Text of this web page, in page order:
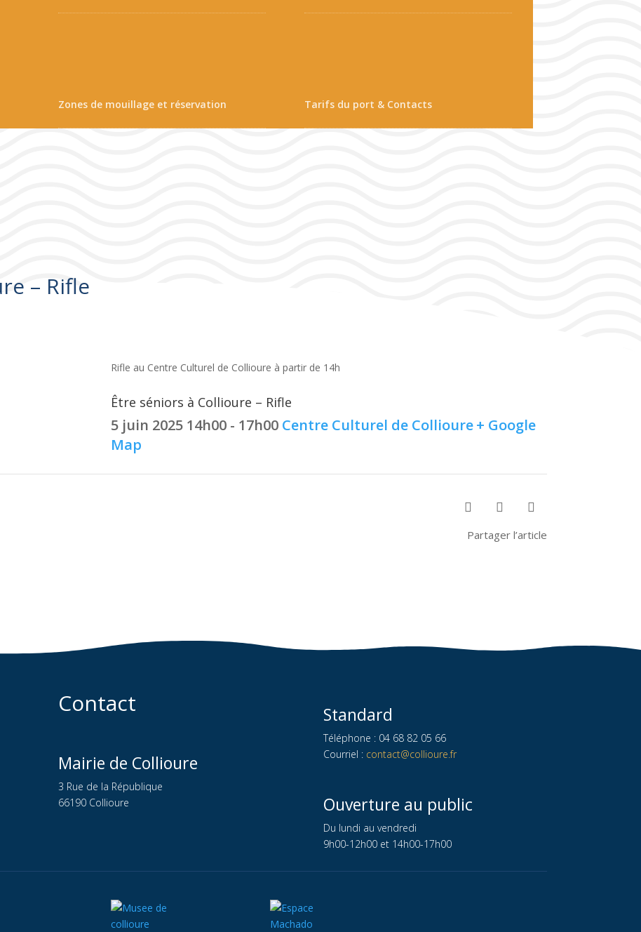
Zones de mouillage et réservation Tarifs du port & Contacts
– Rifle
Rifle au Centre Culturel de Collioure à partir de 14h
Être séniors à Collioure – Rifle
5 juin 2025 14h00 - 17h00 Centre Culturel de Collioure+ Google
Map
 

Partager l’article
Contact
Mairie de Collioure
3 Rue de la République
66190 Collioure
Standard
Téléphone : 04 68 82 05 66
Courriel : contact@collioure.fr
Ouverture au public
Du lundi au vendredi
9h00-12h00 et 14h00-17h00